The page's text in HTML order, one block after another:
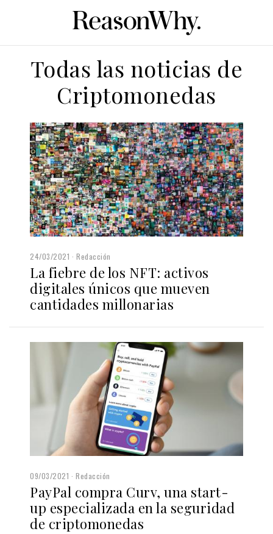
Todas las noticias de
Criptomonedas
24/03/2021 Redacción
La fiebre de los NFT: activos
digitales únicos que mueven
cantidades millonarias
09/03/2021 Redacción
PayPal compra Curv, una start-
up especializada en la seguridad
de criptomonedas